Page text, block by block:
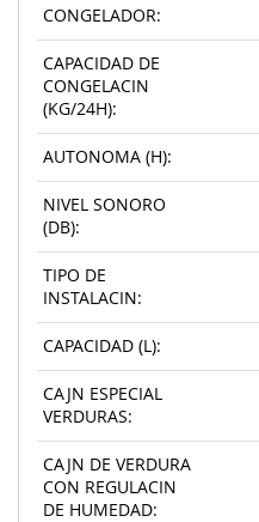
CONGELADOR:
CAPACIDAD DE
CONGELACIN
(KG/24H):
AUTONOMA (H):
NIVEL SONORO
(DB):
TIPO DE
INSTALACIN:
CAPACIDAD (L):
CAJN ESPECIAL
VERDURAS:
CAJN DE VERDURA
CON REGULACIN
DE HUMEDAD: